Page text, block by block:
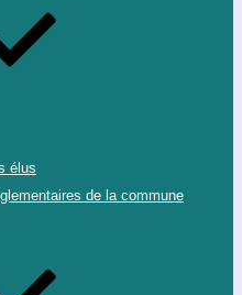
élus
de la commune